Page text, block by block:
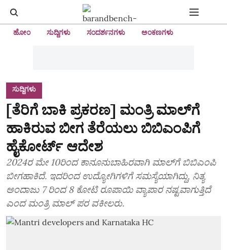
ಹೋಂ ಸುದ್ದಿಗಳು ಸಂದರ್ಶನಗಳು ಅಂಕಣಗಳು
ಸುದ್ದಿಗಳು
[ತೆರಿಗೆ ಬಾಕಿ ಪ್ರಕರಣ] ಮಂತ್ರಿ ಮಾಲ್‌ಗೆ
ಹಾಕಿರುವ ಬೀಗ ತೆರೆಯಲು ಬಿಬಿಎಂಪಿಗೆ
ಹೈಕೋರ್ಟ್‌ ಆದೇಶ
2024ರ ಮೇ 10ರಿಂದ ಕಾನೂನುಬಾಹಿರವಾಗಿ ಮಾಲ್‌ಗೆ ಬಿಬಿಎಂಪಿ
ಬೀಗಹಾಕಿದೆ. ಇದರಿಂದ ಉದ್ಯೋಗಿಗಳಿಗೆ ಸಮಸ್ಯೆಯಾಗಿದ್ದು, ನಿತ್ಯ
ಅಂದಾಜು 7 ರಿಂದ 8 ಕೋಟಿ ರೂಪಾಯಿ ವ್ಯಾಪಾರ ನಷ್ಟವಾಗುತ್ತಿದೆ
ಎಂದ ಮಂತ್ರಿ ಮಾಲ್‌ ಪರ ವಕೀಲರು.